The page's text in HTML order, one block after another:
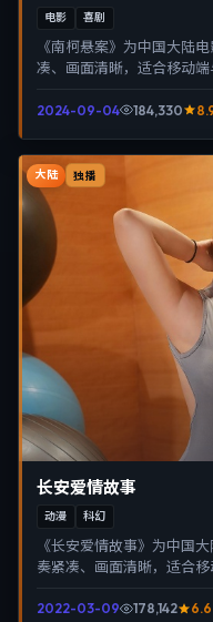
电影 喜剧
《南柯悬案》为中国大陆
凑、画面清晰，适合移动端
2024-09-04 184,330
大陆 独播
长安爱情故事
动漫 科幻
《长安爱情故事》为中国
奏紧凑、画面清晰，适合
2022-03-09 178,142 6.6